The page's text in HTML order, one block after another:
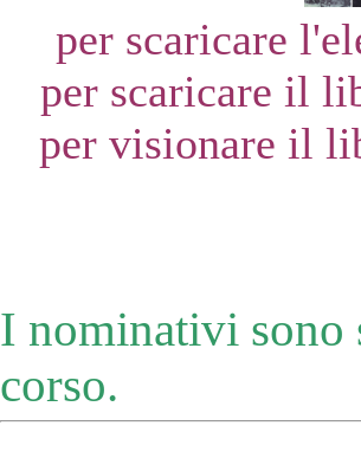
per scaricare
per scaricare il
per visionare il
I nominativi sono
corso.